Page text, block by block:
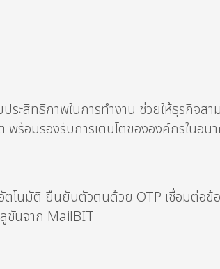
ะสิทธิภาพในการทำงาน ช่วยให้ธุรกิจสา
ร้อมรองรับการเติบโตขององค์กรในอน
ตโนมัติ ยืนยันตัวตนด้วย OTP เชื่อมต่อข้
ลูชันจาก MailBIT